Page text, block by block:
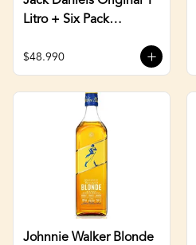
Litro + Six Pack
$48.990
Johnnie Walker Blonde